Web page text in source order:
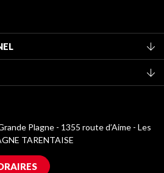
Plagne - 1355 route d’Aime - Les
TARENTAISE